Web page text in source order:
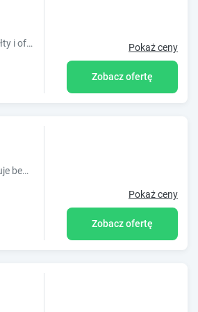
Obiekt Natalia Rest domki & camp położony jest w miejscowości Tałty i oferuje 4 domki, taras, sprzęt do grillowania,hamaki, leżaki, stół do pin-ponga Pokaż ceny
Zobacz ofertę
Obiekt Prażmowo 49 znajduje się w miejscowości Prażmowo i oferuje bezpłatne Wi-Fi, bezpłatny prywatny parking oraz widok na basen. Odległość
Pokaż ceny
Zobacz ofertę